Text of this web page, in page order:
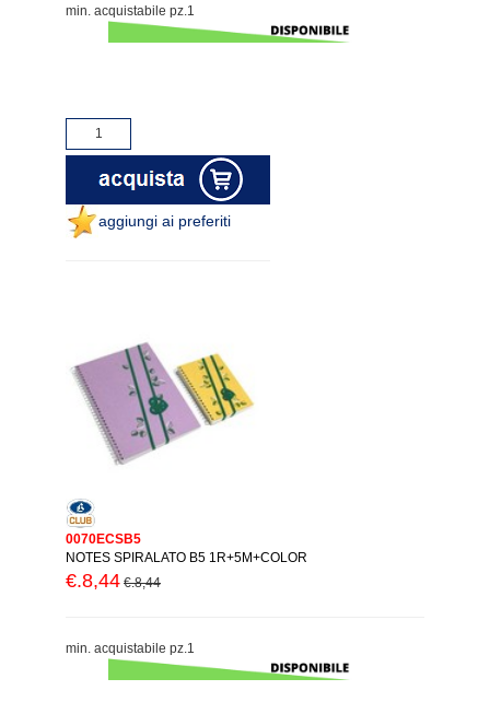
min. acquistabile pz.1
aggiungi ai preferiti
0070ECSB5
NOTES SPIRALATO B5 1R+5M+COLOR
€.8,44 €.8,44
min. acquistabile pz.1